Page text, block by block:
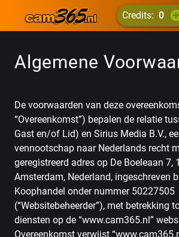
credits: 0
Algemene
De voorwaarden van deze
“Overeenkomst”) bepalen de relatie
Gast en/of Lid) en Sirius Media B.V.,
vennootschap naar Nederlands recht
geregistreerd adres op De Boeleaan 7,
Amsterdam, Nederland, ingeschreven
Koophandel onder nummer 50227505
(“Websitebeheerder”), met betrekking
diensten op de “www.cam365.nl”
Overeenkomst verwijst